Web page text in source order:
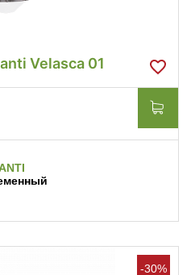
Velasca 01
-30%